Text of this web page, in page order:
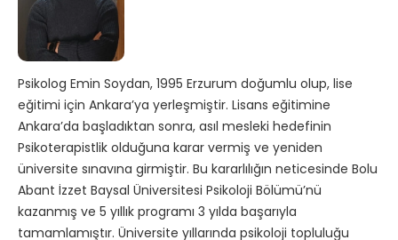
Psikolog Emin Soydan, 1995 Erzurum doğumlu olup, lise
eğitimi için Ankara’ya yerleşmiştir. Lisans eğitimine
Ankara’da başladıktan sonra, asıl mesleki hedefinin
Psikoterapistlik olduğuna karar vermiş ve yeniden
üniversite sınavına girmiştir. Bu kararlılığın neticesinde Bolu
Abant İzzet Baysal Üniversitesi Psikoloji Bölümü’nü
kazanmış ve 5 yıllık programı 3 yılda başarıyla
tamamlamıştır. Üniversite yıllarında psikoloji topluluğu